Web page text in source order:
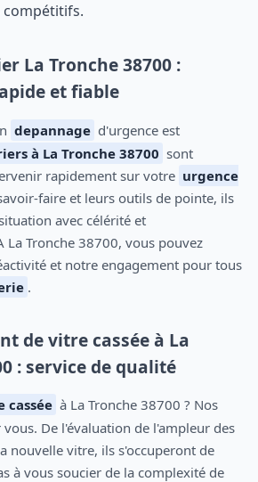
compétitifs.
La Tronche 38700 :
et fiable
depannage d'urgence est
à La Tronche 38700 sont
rapidement sur votre urgence
faire et leurs outils de pointe, ils
avec célérité et
La Tronche 38700, vous pouvez
et notre engagement pour tous
.
de vitre cassée à La
: service de qualité
cassée à La Tronche 38700 ? Nos
De l'évaluation de l'ampleur des
nouvelle vitre, ils s'occuperont de
à vous soucier de la complexité de